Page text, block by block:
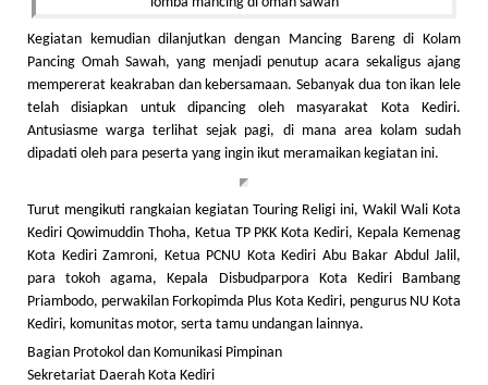
Kegiatan kemudian dilanjutkan dengan Mancing Bareng di Kolam
Pancing Omah Sawah, yang menjadi penutup acara sekaligus ajang
mempererat keakraban dan kebersamaan. Sebanyak dua ton ikan lele
telah disiapkan untuk dipancing oleh masyarakat Kota Kediri.
Antusiasme warga terlihat sejak pagi, di mana area kolam sudah
dipadati oleh para peserta yang ingin ikut meramaikan kegiatan ini.
Turut mengikuti rangkaian kegiatan Touring Religi ini, Wakil Wali Kota
Kediri Qowimuddin Thoha, Ketua TP PKK Kota Kediri, Kepala Kemenag
Kota Kediri Zamroni, Ketua PCNU Kota Kediri Abu Bakar Abdul Jalil,
para tokoh agama, Kepala Disbudparpora Kota Kediri Bambang
Priambodo, perwakilan Forkopimda Plus Kota Kediri, pengurus NU Kota
Kediri, komunitas motor, serta tamu undangan lainnya.
Bagian Protokol dan Komunikasi Pimpinan
Sekretariat Daerah Kota Kediri